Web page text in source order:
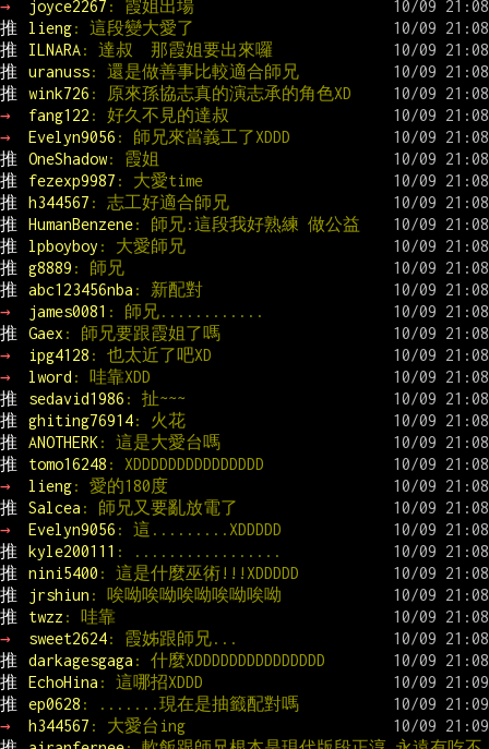
→ joyce2267 : 霞姐出場
推
lieng: 這段變大愛了
推
ILNARA: 達叔  那霞姐要出來囉
推
uranuss: 還是做善事比較適合師兄
推
wink726 : 原來孫協志真的演志承的角色XD
→
fang122 : 好久不見的達叔
→
Evelyn9056 : 師兄來當義工了XDDD
推
OneShadow: 霞姐
推
fezexp9987 : 大愛time
推
h344567 : 志工好適合師兄
推
HumanBenzene: 師兄:這段我好熟練 做公益
推
lpboyboy : 大愛師兄
推
g8889 : 師兄
推
abc123456nba : 新配對
→
james0081 : 師兄............
推
Gaex : 師兄要跟霞姐了嗎
→
ipg4128 : 也太近了吧XD
→
lword : 哇靠XDD
推
sedavid1986 : 扯~~~
推
ghiting76914: 火花
推
ANOTHERK: 這是大愛台嗎
推
tomo16248 : XDDDDDDDDDDDDDDD
→
lieng: 愛的180度
推
Salcea : 師兄又要亂放電了
→
Evelyn9056 : 這.........XDDDDD
推
kyle200111 : .................
推
nini5400 : 這是什麼巫術!!!XDDDDD
推
jrshiun : 唉呦唉呦唉呦唉呦唉呦
推
twzz : 哇靠
→
sweet2624: 霞姊跟師兄...
推
darkagesgaga : 什麼XDDDDDDDDDDDDDDD
推
EchoHina : 這哪招XDDD
推
ep0628 : .......現在是抽籤配對嗎
→
h344567 : 大愛台ing